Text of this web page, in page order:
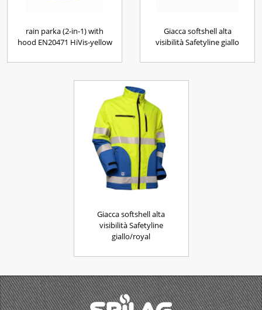
rain parka (2-in-1) with
hood EN20471 HiVis-yellow
Giacca softshell alta
visibilità Safetyline giallo
Giacca softshell alta
visibilità Safetyline
giallo/royal